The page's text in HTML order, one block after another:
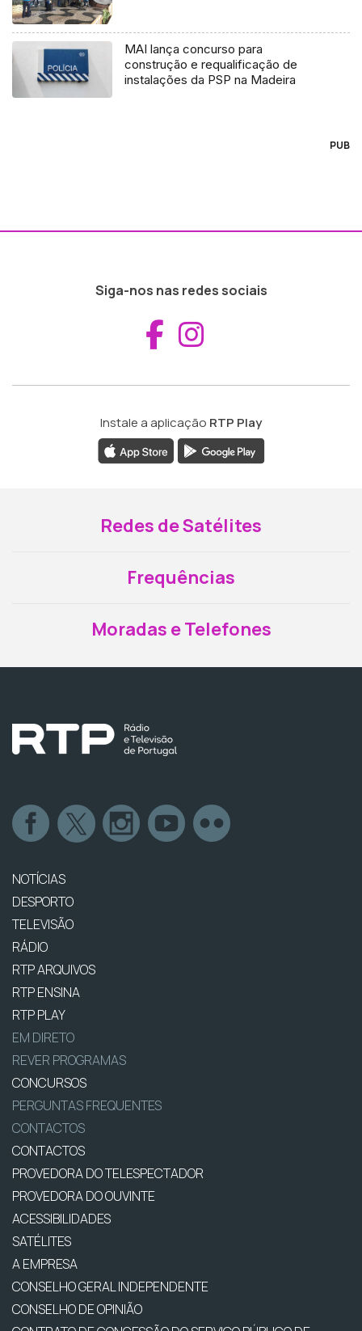
MAI lança concurso para
construção e requalificação de
instalações da PSP na Madeira
PUB
Siga-nos nas redes sociais
Aceder ao
Instale a aplicação RTP Play
Redes de Satélites
Frequências
Moradas e Telefones
NOTÍCIAS
DESPORTO
TELEVISÃO
RÁDIO
RTP ARQUIVOS
RTP ENSINA
RTP PLAY
EM DIRETO
REVER PROGRAMAS
CONCURSOS
PERGUNTAS FREQUENTES
CONTACTOS
CONTACTOS
PROVEDORA DO TELESPECTADOR
PROVEDORA DO OUVINTE
ACESSIBILIDADES
SATÉLITES
A EMPRESA
CONSELHO GERAL INDEPENDENTE
CONSELHO DE OPINIÃO